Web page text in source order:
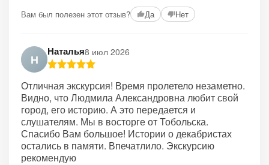
Вам был полезен этот отзыв? Да Нет
Н
Наталья8 июл 2026
Отличная экскурсия! Время пролетело незаметно.
Видно, что Людмила Александровна любит свой
город, его историю. А это передается и
слушателям. Мы в восторге от Тобольска.
Спасибо Вам большое! Истории о декабристах
остались в памяти. Впечатлило. Экскурсию
рекомендую